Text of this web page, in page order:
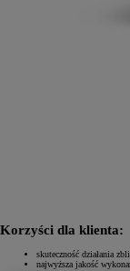
Korzyści dla klienta:
skuteczność działania
najwyższa jakość